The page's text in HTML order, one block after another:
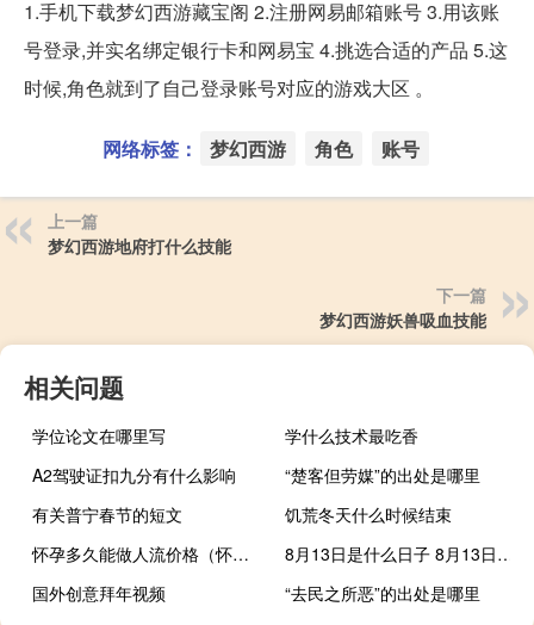
1.手机下载梦幻西游藏宝阁 2.注册网易邮箱账号 3.用该账
号登录,并实名绑定银行卡和网易宝 4.挑选合适的产品 5.这
时候,角色就到了自己登录账号对应的游戏大区 。
网络标签： 梦幻西游 角色 账号
上一篇
梦幻西游地府打什么技能
下一篇
梦幻西游妖兽吸血技能
相关问题
学位论文在哪里写
学什么技术最吃香
A2驾驶证扣九分有什么影响
“楚客但劳媒”的出处是哪里
有关普宁春节的短文
饥荒冬天什么时候结束
怀孕多久能做人流价格（怀孕多久能做人流）
8月13日是什么日子 8月13日是什么日子
国外创意拜年视频
“去民之所恶”的出处是哪里